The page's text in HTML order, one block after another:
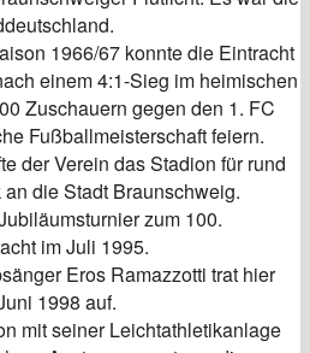
1966/67 konnte die Eintracht
einem 4:1-Sieg im heimischen
Zuschauern gegen den 1. FC
Fußballmeisterschaft feiern.
der Verein das Stadion für rund
die Stadt Braunschweig.
zum 100.
im Juli 1995.
Eros Ramazzotti trat hier
1998 auf.
mit seiner Leichtathletikanlage